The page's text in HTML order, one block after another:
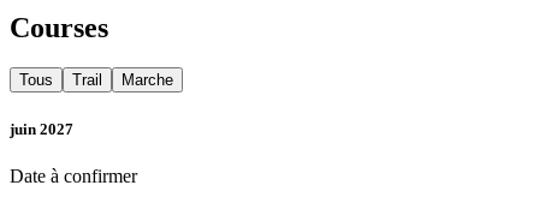
Courses
Tous Trail Marche
juin 2027
Date à confirmer